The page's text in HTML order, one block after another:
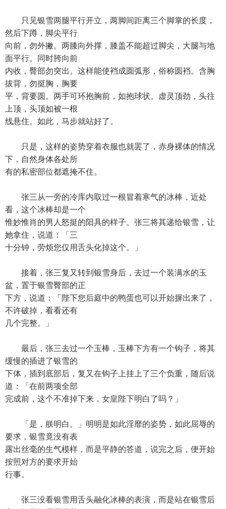
只见银雪两腿平行开立，两脚间距离三个脚掌的长度，
然后下蹲，脚尖平行
向前，勿外撇。两膝向外撑，膝盖不能超过脚尖，大腿与地
面平行。同时胯向前
内收，臀部勿突出。这样能使裆成圆弧形，俗称圆裆。含胸
拔背，勿挺胸，胸要
平，背要圆。两手可环抱胸前，如抱球状。虚灵顶劲，头往
上顶，头顶如被一根
线悬住。如此，马步就站好了。
只是，这样的姿势穿着衣服也就罢了，赤身裸体的情况
下，自然身体各处所
有的私密部位都遮掩不住。
张三从一旁的冷库内取过一根冒着寒气的冰棒，近处
看，这个冰棒却是一个
惟妙惟肖的男人怒挺的阳具的样子。张三将其递给银雪，让
她拿住，说道：「三
十分钟，劳烦您仅用舌头化掉这个。」
接着，张三复又转到银雪身后，去过一个装满水的玉
盆，置于银雪臀部的正
下方，说道：「陛下您后庭中的鸭蛋也可以开始摒出来了，
不许破掉，看看还有
几个完整。」
最后，张三去过一个玉棒，玉棒下方有一个钩子，将其
缓慢的插进了银雪的
下体，插到底部后，复又在钩子上挂上了三个负重，随后说
道：「在前两项全部
完成前，这个不准掉下来，女皇陛下明白了吗？」
「是，朕明白。」明明是如此淫靡的姿势，如此屈辱的
要求，银雪竟没有表
露出丝毫的生气模样，而是平静的答道，说完之后，便开始
按照对方的要求开始
行事。
张三没看银雪用舌头融化冰棒的表演，而是站在银雪后